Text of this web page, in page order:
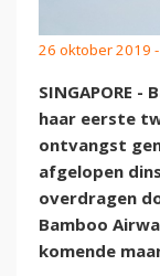
26 oktober 2019
SINGAPORE
haar eerste
ontvangst
afgelopen
overdragen
Bamboo
komende